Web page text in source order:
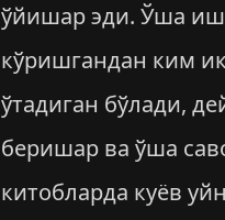
ўйишар эди. Ўша
кўришгандан ким
ўтадиган бўлади,
беришар ва ўша
китобларда куёв